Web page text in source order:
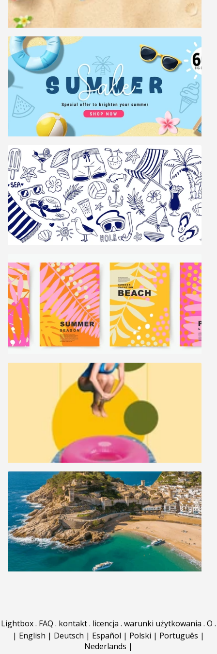
Lightbox. FAQ . kontakt. licencja . warunki użytkowania . O .
| English | Deutsch | Español | Polski | Português |
Nederlands |